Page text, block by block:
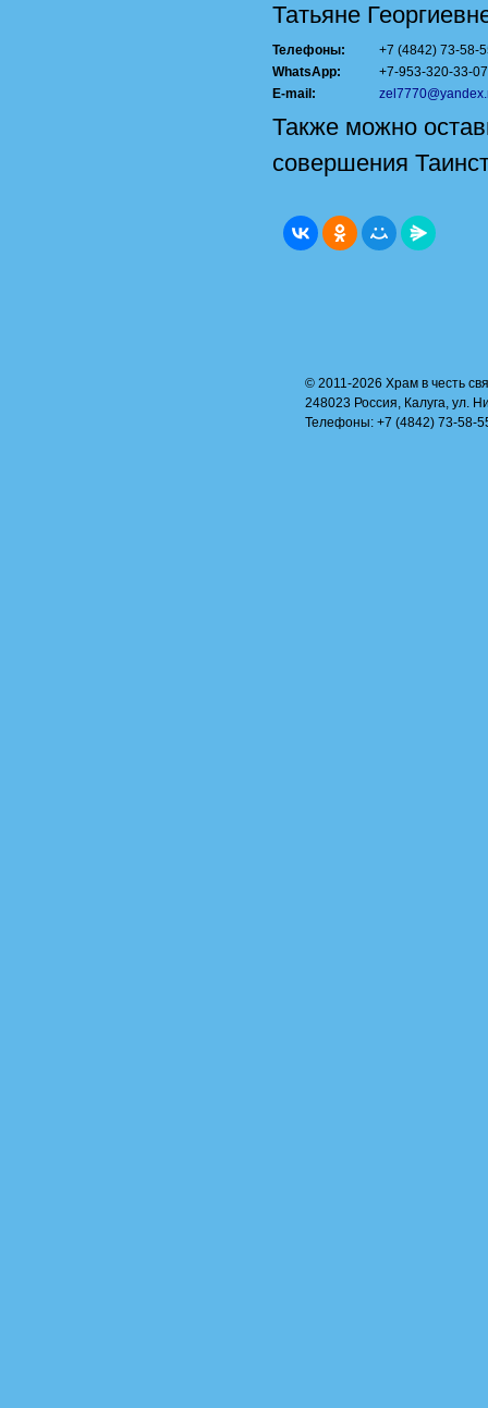
Татьяне
Телефоны:
+7 (4842) 73-58-
WhatsApp:
+7-953-320-33-07
E-mail:
Также можно
совершения
© 2011-2026 Храм в честь
248023 Россия, Калуга, ул.
Телефоны: +7 (4842) 73-58-